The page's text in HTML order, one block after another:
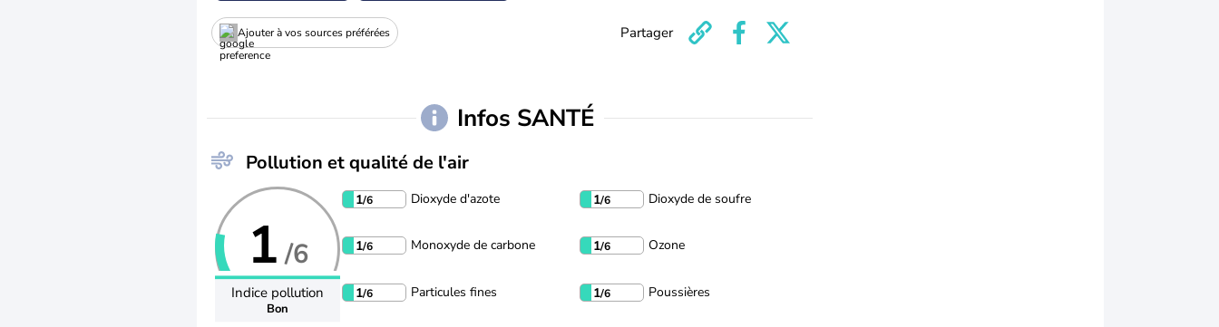
Ajouter à vos sources préférées Partager
Infos SANTÉ
Pollution et qualité de l'air
1 /6
Indice pollution
Bon
1/6 Dioxyde d'azote 1/6 Dioxyde de soufre
1/6 Monoxyde de carbone 1/6 Ozone
1/6 Particules fines 1/6 Poussières